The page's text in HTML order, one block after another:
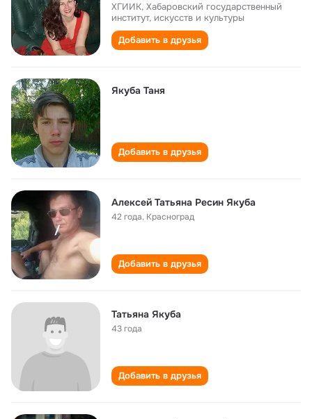
ХГИИК, Хабаровский государственный
институт, искусств и культуры
Добавить в друзья
Якуба Таня
Добавить в друзья
Алексей Татьяна Ресин Якуба
42 года, Красноград
Добавить в друзья
Татьяна Якуба
43 года
Добавить в друзья